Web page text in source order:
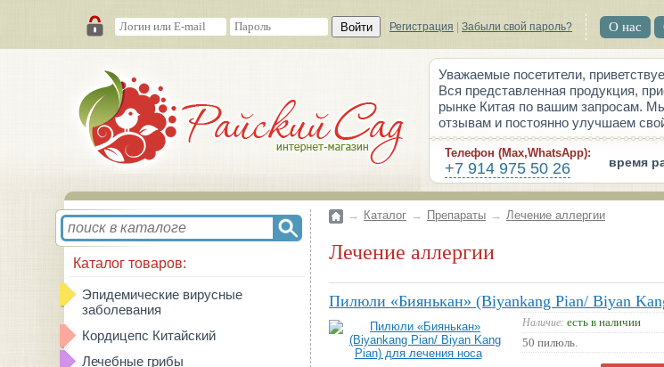
Войти Регистрация Забыли свой пароль? О нас
Уважаемые посетители,
Вся представленная продукция,
рынке Китая по вашим запросам.
отзывам и постоянно улучшаем
Телефон (Max,WhatsApp):
+7 914 975 50 26 время
Каталог товаров:
Эпидемические вирусные
заболевания
Кордицепс Китайский
Лечебные грибы
→ Каталог → Препараты → Лечение аллергии
Лечение аллергии
Пилюли «Биянькан» (Biyankang Pian/ Biyan
Наличие: есть в наличии
50 пилюль.